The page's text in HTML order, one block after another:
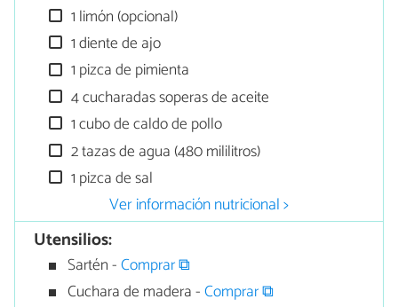
1 limón (opcional)
1 diente de ajo
1 pizca de pimienta
4 cucharadas soperas de aceite
1 cubo de caldo de pollo
2 tazas de agua (480 mililitros)
1 pizca de sal
Ver información nutricional >
Utensilios:
Sartén -Comprar ⧉
Cuchara de madera -Comprar ⧉